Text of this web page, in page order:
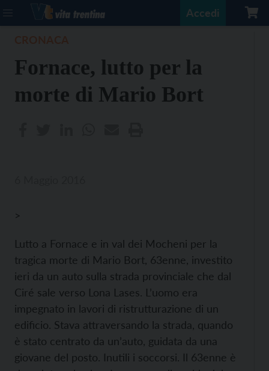
Accedi
Fornace, lutto per la
morte di Mario Bort
>
Lutto a Fornace e in val dei Mocheni per la
tragica morte di Mario Bort, 63enne, investito
ieri da un auto sulla strada provinciale che dal
Ciré sale verso Lona Lases. L’uomo era
impegnato in lavori di ristrutturazione di un
edificio. Stava attraversando la strada, quando
è stato centrato da un’auto, guidata da una
giovane del posto. Inutili i soccorsi. Il 63enne è